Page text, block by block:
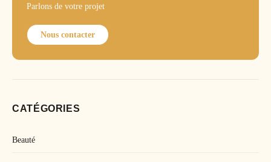
Parlons de votre projet
Nous contacter
CATÉGORIES
Beauté